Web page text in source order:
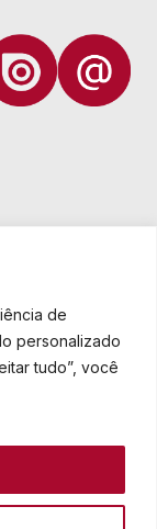
de
personalizado
tudo”, você
no Brasil
4º andar Centro -